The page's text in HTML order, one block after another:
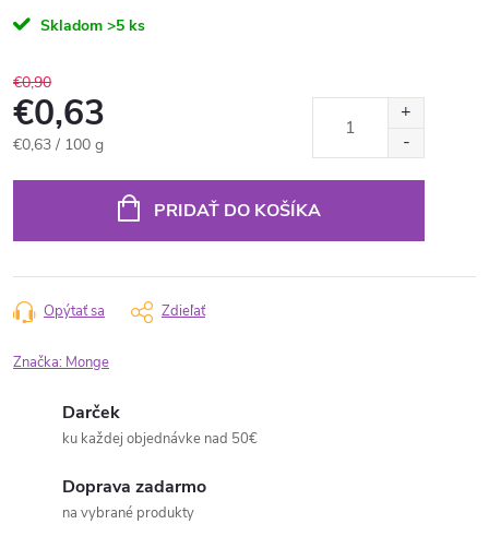
Skladom >5 ks
€0,90
€0,63
Jednotková
€0,63 / 100 g
PRIDAŤ DO KOŠÍKA
Opýtať sa Zdieľať
Značka: Monge
Darček
ku každej objednávke nad 50€
Doprava zadarmo
na vybrané produkty